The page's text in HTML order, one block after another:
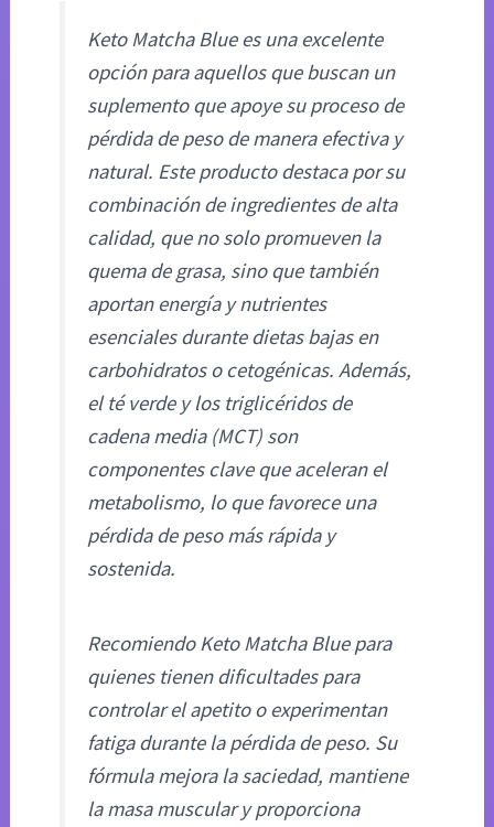
Keto Matcha Blue es una excelente
opción para aquellos que buscan un
suplemento que apoye su proceso de
pérdida de peso de manera efectiva y
natural. Este producto destaca por su
combinación de ingredientes de alta
calidad, que no solo promueven la
quema de grasa, sino que también
aportan energía y nutrientes
esenciales durante dietas bajas en
carbohidratos o cetogénicas. Además,
el té verde y los triglicéridos de
cadena media (MCT) son
componentes clave que aceleran el
metabolismo, lo que favorece una
pérdida de peso más rápida y
sostenida.
Recomiendo Keto Matcha Blue para
quienes tienen dificultades para
controlar el apetito o experimentan
fatiga durante la pérdida de peso. Su
fórmula mejora la saciedad, mantiene
la masa muscular y proporciona